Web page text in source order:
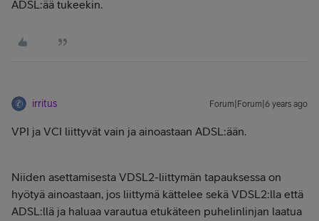
ADSL:ää tukeekin.
irritus Forum|Forum|6 years ago
VPI ja VCI liittyvät vain ja ainoastaan ADSL:ään.
Niiden asettamisesta VDSL2-liittymän tapauksessa on
hyötyä ainoastaan, jos liittymä kättelee sekä VDSL2:lla että
ADSL:llä ja haluaa varautua etukäteen puhelinlinjan laatua